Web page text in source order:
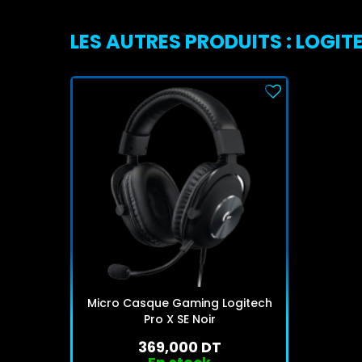
LES AUTRES PRODUITS :
Micro Casque Gaming Logitech
Pro X SE Noir
369,000 DT